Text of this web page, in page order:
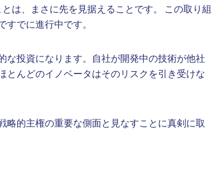
は、まさに先を見据えることです。 この取り組
すでに進行中です。
な投資になります。自社が開発中の技術が他社
とんどのイノベータはそのリスクを引き受けな
略的主権の重要な側面と見なすことに真剣に取